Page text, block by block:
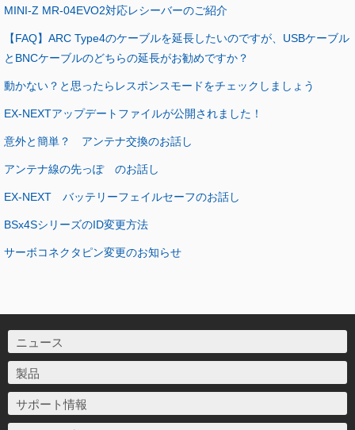
MINI-Z MR-04EVO2対応レシーバーのご紹介
【FAQ】ARC Type4のケーブルを延長したいのですが、USBケーブル
とBNCケーブルのどちらの延長がお勧めですか？
動かない？と思ったらレスポンスモードをチェックしましょう
EX-NEXTアップデートファイルが公開されました！
意外と簡単？ アンテナ交換のお話し
アンテナ線の先っぽ のお話し
EX-NEXT バッテリーフェイルセーフのお話し
BSx4SシリーズのID変更方法
サーボコネクタピン変更のお知らせ
ニュース
製品
サポート情報